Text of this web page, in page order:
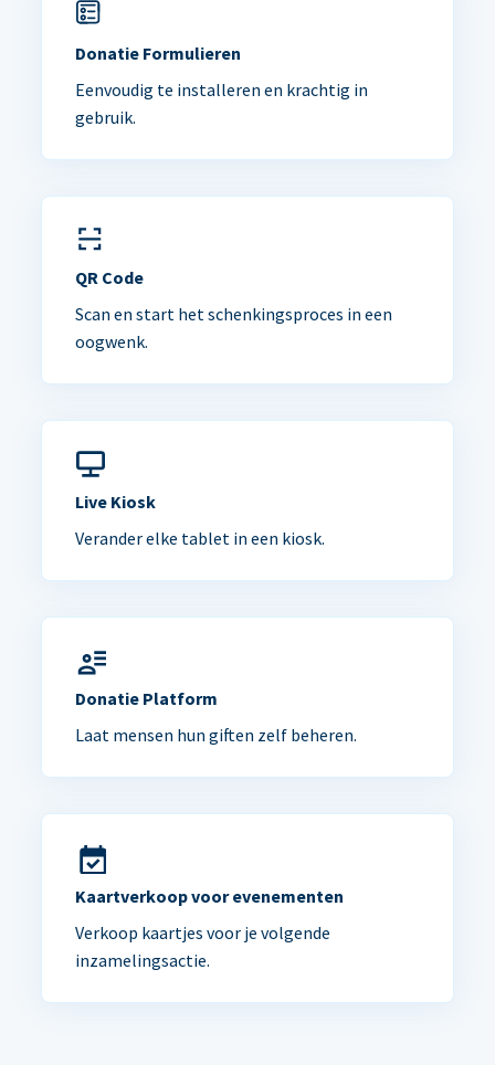
Donatie Formulieren
Eenvoudig te installeren en krachtig in
gebruik.
QR Code
Scan en start het schenkingsproces in een
oogwenk.
Live Kiosk
Verander elke tablet in een kiosk.
Donatie Platform
Laat mensen hun giften zelf beheren.
Kaartverkoop voor evenementen
Verkoop kaartjes voor je volgende
inzamelingsactie.